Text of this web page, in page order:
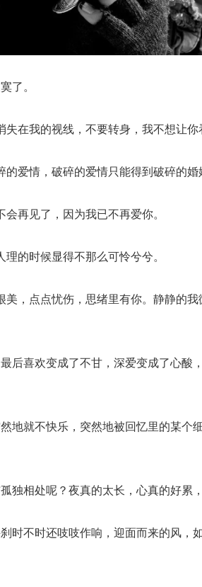
了。
在我的视线，不要转身，我不想让你
爱情，破碎的爱情只能得到破碎的婚
再见了，因为我已不再爱你。
的时候显得不那么可怜兮兮。
美，点点忧伤，思绪里有你。静静的
后喜欢变成了不甘，深爱变成了心酸
地就不快乐，突然地被回忆里的某个
独相处呢？夜真的太长，心真的好累
时不时还吱吱作响，迎面而来的风，